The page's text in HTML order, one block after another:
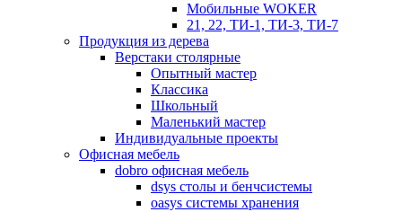
Мобильные WOKER
21, 22, ТИ-1, ТИ-3, ТИ-7
Продукция из дерева
Верстаки столярные
Опытный мастер
Классика
Школьный
Маленький мастер
Индивидуальные проекты
Офисная мебель
dobro офисная мебель
dsys столы и бенчсистемы
oasys системы хранения